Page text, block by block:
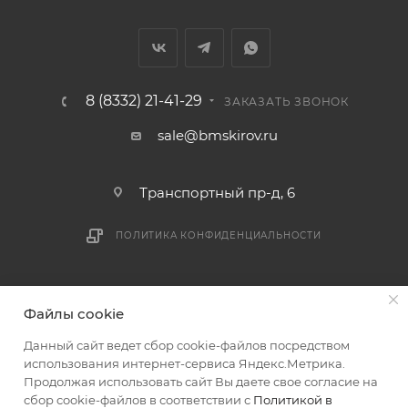
раньше связаться с менеджером, либо с отделом
ВАЖНО: Покупатель обязан обеспечить наличие
отказаться от доставки. Стоимость повторной
Доставка заказов по России не осуществляется.
8 (8332) 21-41-29 ЗАКАЗАТЬ ЗВОНОК
sale@bmskirov.ru
Транспортный пр-д, 6
ПОЛИТИКА КОНФИДЕНЦИАЛЬНОСТИ
Файлы cookie
Данный сайт ведет сбор cookie-файлов посредством
использования интернет-сервиса Яндекс.Метрика.
Продолжая использовать сайт Вы даете свое согласие на
сбор cookie-файлов в соответствии с Политикой в